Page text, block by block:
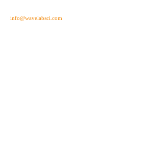
info@wavelabsci.com